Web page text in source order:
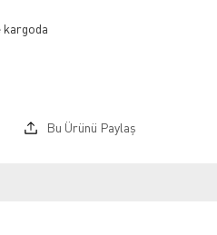
kargoda
Bu Ürünü Paylaş